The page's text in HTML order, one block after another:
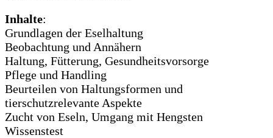
Inhalte:
Grundlagen der Eselhaltung
Beobachtung und Annähern
Haltung, Fütterung, Gesundheitsvorsorge
Pflege und Handling
Beurteilen von Haltungsformen und
tierschutzrelevante Aspekte
Zucht von Eseln, Umgang mit Hengsten
Wissenstest